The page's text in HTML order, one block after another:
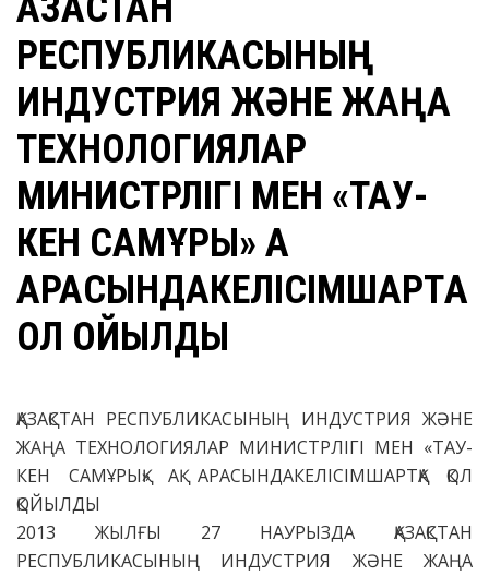
РЕСПУБЛИКАСЫНЫҢ
ИНДУСТРИЯ ЖӘНЕ ЖАҢА
ТЕХНОЛОГИЯЛАР
МИНИСТРЛІГІ МЕН «ТАУ-
КЕН САМҰРЫҚ» АҚ
АРАСЫНДАКЕЛІСІМШАРТҚА
ҚОЛ ҚОЙЫЛДЫ
ҚАЗАҚСТАН РЕСПУБЛИКАСЫНЫҢ ИНДУСТРИЯ ЖӘНЕ
ЖАҢА ТЕХНОЛОГИЯЛАР МИНИСТРЛІГІ МЕН «ТАУ-
КЕН САМҰРЫҚ» АҚ АРАСЫНДАКЕЛІСІМШАРТҚА ҚОЛ
ҚОЙЫЛДЫ
2013 ЖЫЛҒЫ 27 НАУРЫЗДА ҚАЗАҚСТАН
РЕСПУБЛИКАСЫНЫҢ ИНДУСТРИЯ ЖӘНЕ ЖАҢА